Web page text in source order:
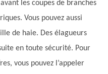
les coupes de branches
Vous pouvez aussi
de haie. Des élagueurs
en toute sécurité. Pour
vous pouvez l’appeler